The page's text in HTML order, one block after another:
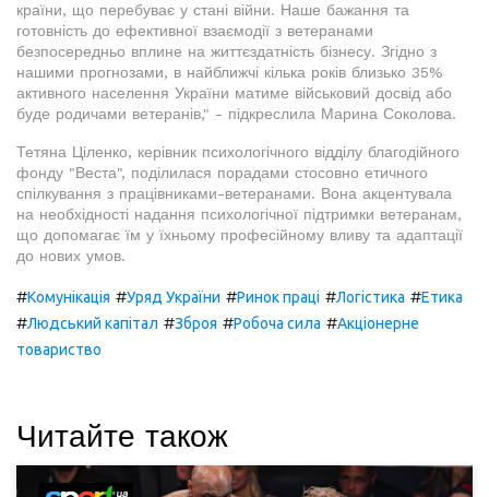
країни, що перебуває у стані війни. Наше бажання та
готовність до ефективної взаємодії з ветеранами
безпосередньо вплине на життєздатність бізнесу. Згідно з
нашими прогнозами, в найближчі кілька років близько 35%
активного населення України матиме військовий досвід або
буде родичами ветеранів," - підкреслила Марина Соколова.
Тетяна Ціленко, керівник психологічного відділу благодійного
фонду "Веста", поділилася порадами стосовно етичного
спілкування з працівниками-ветеранами. Вона акцентувала
на необхідності надання психологічної підтримки ветеранам,
що допомагає їм у їхньому професійному вливу та адаптації
до нових умов.
#Комунікація #Уряд України #Ринок праці #Логістика #Етика
#Людський капітал #Зброя #Робоча сила #Акціонерне
товариство
Читайте також